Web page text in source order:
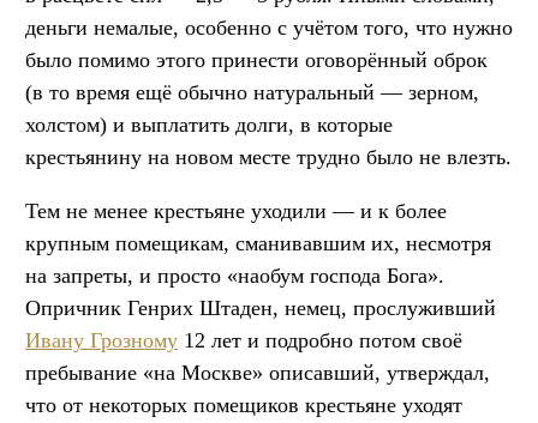
деньги немалые, особенно с учётом того, что нужно
было помимо этого принести оговорённый оброк
(в то время ещё обычно натуральный — зерном,
холстом) и выплатить долги, в которые
крестьянину на новом месте трудно было не влезть.
Тем не менее крестьяне уходили — и к более
крупным помещикам, сманивавшим их, несмотря
на запреты, и просто «наобум господа Бога».
Опричник Генрих Штаден, немец, прослуживший
Ивану Грозному 12 лет и подробно потом своё
пребывание «на Москве» описавший, утверждал,
что от некоторых помещиков крестьяне уходят